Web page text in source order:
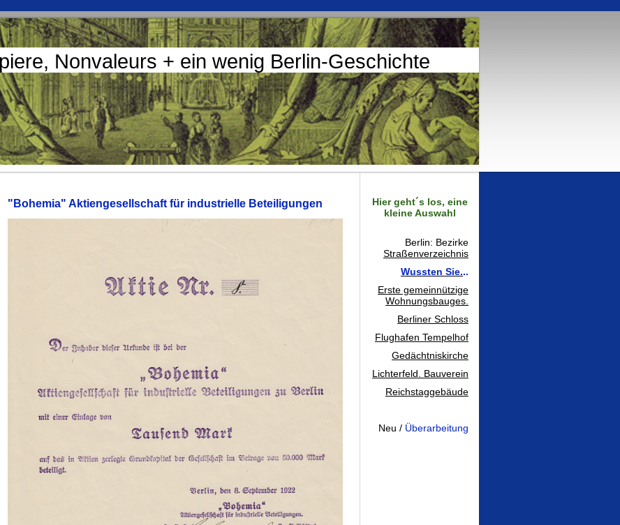
Nonvaleurs + ein wenig Berlin-Geschichte
"Bohemia" Aktiengesellschaft für industrielle Beteiligungen
Hier geht´s los, eine
kleine Auswahl
Berlin: Bezirke
Straßenverzeichnis
Wussten Sie...
Erste gemeinnützige
Wohnungsbauges.
Berliner Schloss
Flughafen Tempelhof
Gedächtniskirche
Lichterfeld. Bauverein
Reichstaggebäude
Neu / Überarbeitung